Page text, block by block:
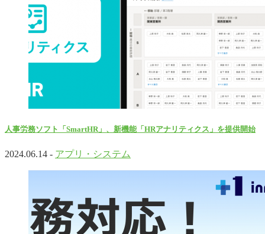
人事労務ソフト「SmartHR」、新機能「HRアナリティクス」を提供開始
2024.06.14 - アプリ・システム